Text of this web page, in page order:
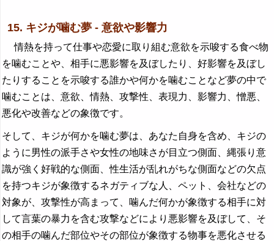
15. キジが噛む夢 - 意欲や影響力
情熱を持って仕事や恋愛に取り組む意欲を示唆する食べ物
を噛むことや、相手に悪影響を及ぼしたり、好影響を及ぼし
たりすることを示唆する誰かや何かを噛むことなど夢の中で
噛むことは、意欲、情熱、攻撃性、表現力、影響力、憎悪、
悪化や改善などの象徴です。
そして、キジが何かを噛む夢は、あなた自身を含め、キジの
ように男性の派手さや女性の地味さが目立つ側面、縄張り意
識が強く好戦的な側面、性生活が乱れがちな側面などの欠点
を持つキジが象徴するネガティブな人、ペット、会社などの
対象が、攻撃性が高まって、噛んだ何かが象徴する相手に対
して言葉の暴力を含む攻撃などにより悪影響を及ぼして、そ
の相手の噛んだ部位やその部位が象徴する物事を悪化させる